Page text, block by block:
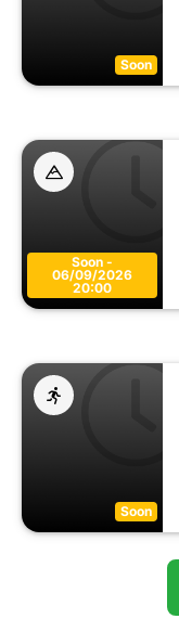
Soon
Soon -
06/09/2026
20:00
Soon